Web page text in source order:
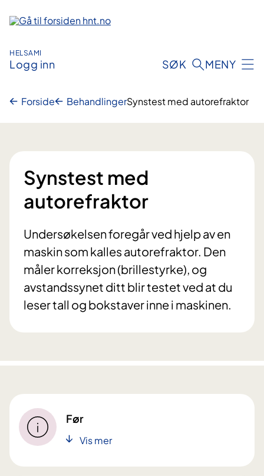
innhold
HELSAMI
Logg inn SØK MENY
Forside BehandlingerSynstest med autorefraktor
Synstest med
autorefraktor
Undersøkelsen foregår ved hjelp av en
maskin som kalles autorefraktor. Den
måler korreksjon (brillestyrke), og
avstandssynet ditt blir testet ved at du
leser tall og bokstaver inne i maskinen.
Før
Vis mer